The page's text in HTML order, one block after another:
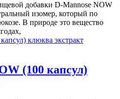
добавки D-Mannose NOW
изомер, который по
В природе это вещество
(100 капсул)